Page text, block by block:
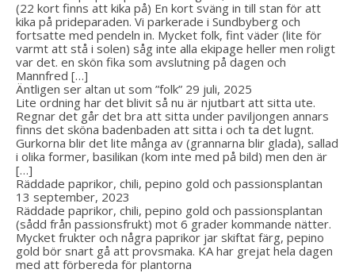
(22 kort finns att kika på) En kort sväng in till stan för att
kika på prideparaden. Vi parkerade i Sundbyberg och
fortsatte med pendeln in. Mycket folk, fint väder (lite för
varmt att stå i solen) såg inte alla ekipage heller men roligt
var det. en skön fika som avslutning på dagen och
Mannfred […]
Äntligen ser altan ut som ”folk” 29 juli, 2025
Lite ordning har det blivit så nu är njutbart att sitta ute.
Regnar det går det bra att sitta under paviljongen annars
finns det sköna badenbaden att sitta i och ta det lugnt.
Gurkorna blir det lite många av (grannarna blir glada), sallad
i olika former, basilikan (kom inte med på bild) men den är
[…]
Räddade paprikor, chili, pepino gold och passionsplantan
13 september, 2023
Räddade paprikor, chili, pepino gold och passionsplantan
(sådd från passionsfrukt) mot 6 grader kommande nätter.
Mycket frukter och några paprikor jar skiftat färg, pepino
gold bör snart gå att provsmaka. KA har grejat hela dagen
med att förbereda för plantorna